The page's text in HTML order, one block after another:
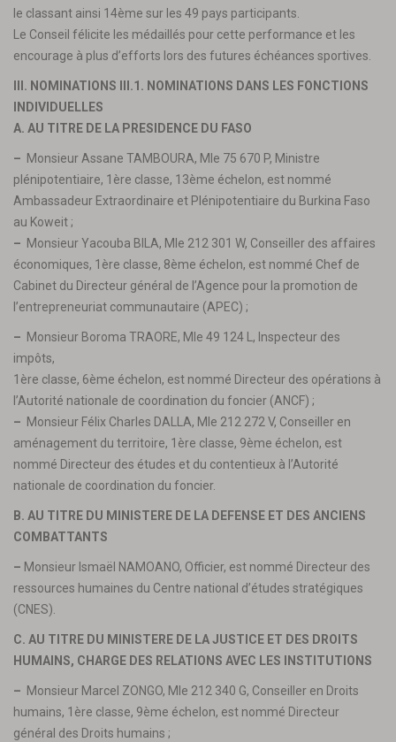
le classant ainsi 14ème sur les 49 pays participants.
Le Conseil félicite les médaillés pour cette performance et les
encourage à plus d’efforts lors des futures échéances sportives.
III. NOMINATIONS III.1. NOMINATIONS DANS LES FONCTIONS
INDIVIDUELLES
A. AU TITRE DE LA PRESIDENCE DU FASO
– Monsieur Assane TAMBOURA, Mle 75 670 P, Ministre
plénipotentiaire, 1ère classe, 13ème échelon, est nommé
Ambassadeur Extraordinaire et Plénipotentiaire du Burkina Faso
au Koweit ;
– Monsieur Yacouba BILA, Mle 212 301 W, Conseiller des affaires
économiques, 1ère classe, 8ème échelon, est nommé Chef de
Cabinet du Directeur général de l’Agence pour la promotion de
l’entrepreneuriat communautaire (APEC) ;
– Monsieur Boroma TRAORE, Mle 49 124 L, Inspecteur des
impôts,
1ère classe, 6ème échelon, est nommé Directeur des opérations à
l’Autorité nationale de coordination du foncier (ANCF) ;
– Monsieur Félix Charles DALLA, Mle 212 272 V, Conseiller en
aménagement du territoire, 1ère classe, 9ème échelon, est
nommé Directeur des études et du contentieux à l’Autorité
nationale de coordination du foncier.
B. AU TITRE DU MINISTERE DE LA DEFENSE ET DES ANCIENS
COMBATTANTS
– Monsieur Ismaël NAMOANO, Officier, est nommé Directeur des
ressources humaines du Centre national d’études stratégiques
(CNES).
C. AU TITRE DU MINISTERE DE LA JUSTICE ET DES DROITS
HUMAINS, CHARGE DES RELATIONS AVEC LES INSTITUTIONS
– Monsieur Marcel ZONGO, Mle 212 340 G, Conseiller en Droits
humains, 1ère classe, 9ème échelon, est nommé Directeur
général des Droits humains ;